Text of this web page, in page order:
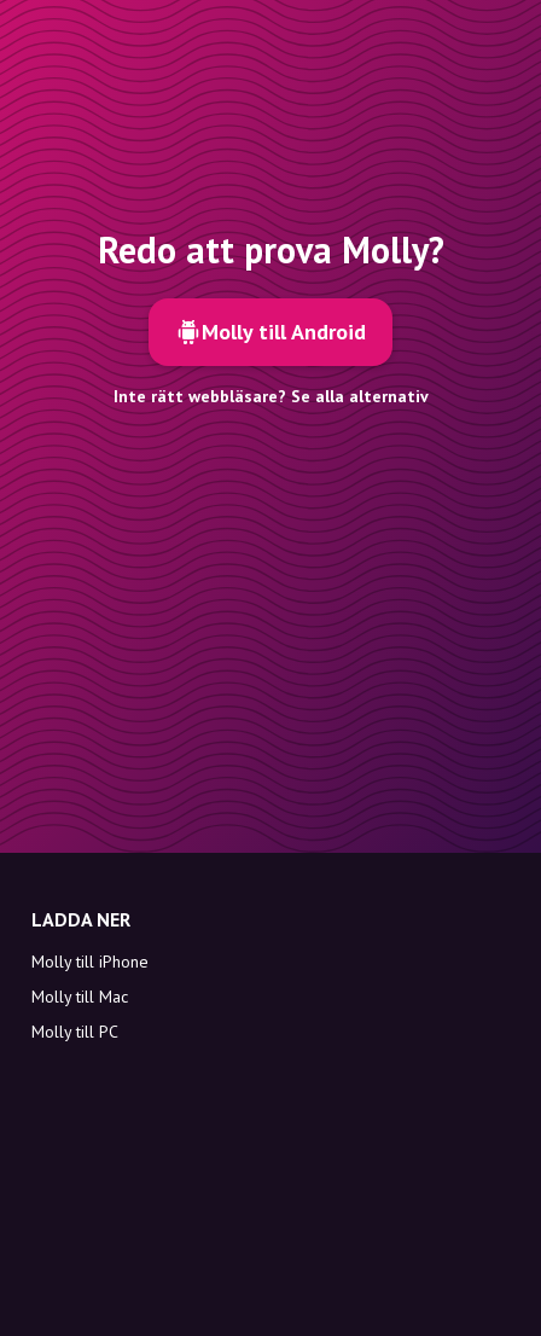
Redo att prova Molly?
Molly till Android
Inte rätt webbläsare? Se alla alternativ
LADDA NER
Molly till iPhone
Molly till Mac
Molly till PC